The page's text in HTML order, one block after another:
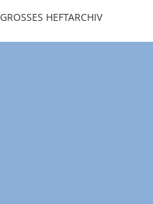
GROSSES HEFTARCHIV